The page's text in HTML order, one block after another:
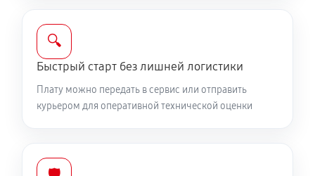
🔍
Быстрый старт без лишней логистики
Плату можно передать в сервис или отправить
курьером для оперативной технической оценки